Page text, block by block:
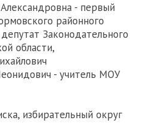
- первый
районного
Законодательного
области,
- учитель МОУ
избирательный округ